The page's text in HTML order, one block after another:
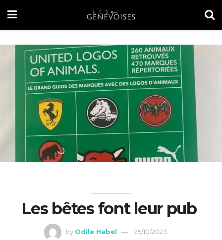
Les bêtes font leur pub
by Odile Habel 25/10/2023